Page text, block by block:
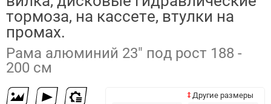
тормоза, на кассете, втулки на
промах.
Рама алюминий 23" под рост 188 -
200 см
Другие размеры